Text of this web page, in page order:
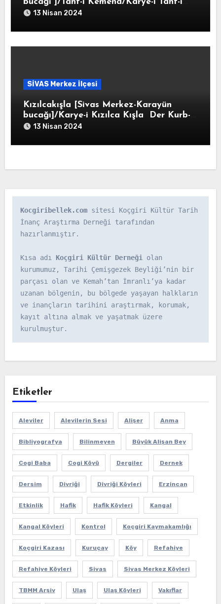
Kemend
13 Nisan 2024
SİVAS Merkez İlçesi
Kızılcakışla [Sivas Merkez-Karayün
bucağı]/Karye-i Kızılca Kışla Der Kurb-ı
Eymirhan
13 Nisan 2024
Kocgiribellek.com sitesi Koçgiri Kültür Tarih
İnanç Araştırma Derneği tarafından
hazırlanmıştır.
Kısa adı Koçgiri Kültür Derneği olan
kurumumuz, Tarihi Çemişgezek Beyliği’nin bir
parçası olan ve Kemah’tan İmranlı’ya kadar
uzanan bölgenin, bu bölgede yaşayan halkların
ve inançların tarihini araştırmak, korumak,
kayıt altına almak ve yaşatmak üzere
kurulmuştur.
Etiketler
Aleviler Alevilerin Sesi Alişer Anma
Bibliyografya Bilinmeyen Büyük Alişan Bey
Cogi Baba Cogi Köyü Dergiler Dernek
Dersim Divriği Divriği Köyleri Erzincan
Etkinlik Hafik Hafik Köyleri Kangal
Kangal Köyleri Kontrol Koçgiri Kaymakamlığı
Koçgiri Kazası Kuruçay Köy Refahiye
Refahiye Köyleri Sivas Sivas Merkez Köyleri
TBMM Arşiv Ulaş Ulaş Köyleri Vakıflar